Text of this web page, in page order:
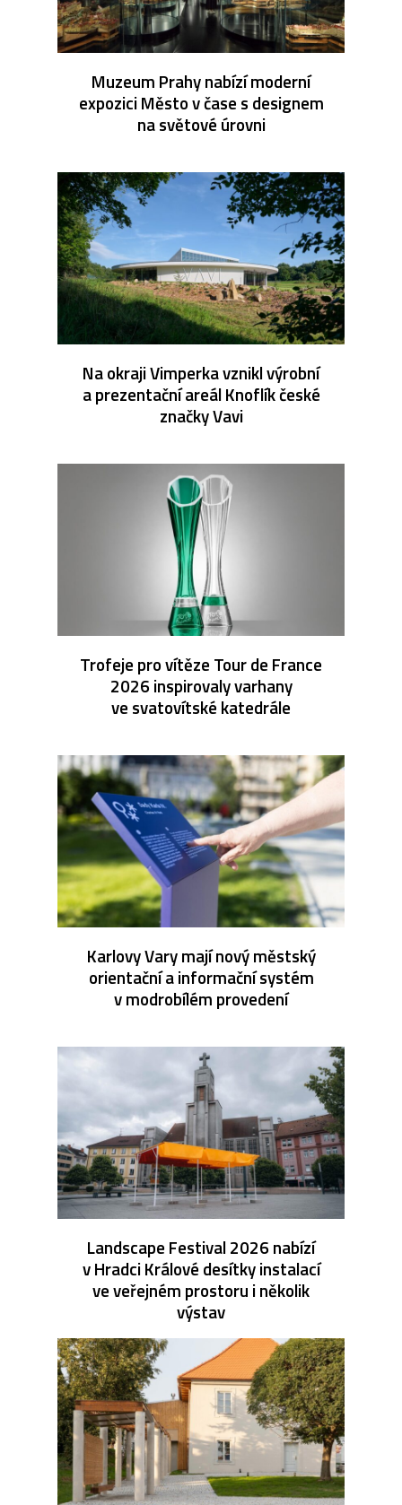
Muzeum Prahy nabízí moderní
expozici Město v čase s designem
na světové úrovni
Na okraji Vimperka vznikl výrobní
a prezentační areál Knoflík české
značky Vavi
Trofeje pro vítěze Tour de France
2026 inspirovaly varhany
ve svatovítské katedrále
Karlovy Vary mají nový městský
orientační a informační systém
v modrobílém provedení
Landscape Festival 2026 nabízí
v Hradci Králové desítky instalací
ve veřejném prostoru i několik
výstav